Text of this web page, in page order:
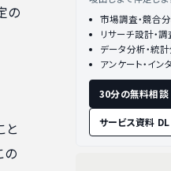
の
と
の
市場調査・競合
リサーチ設計・
データ分析・統
アンケート・イン
30分の無料相談
サービス資料 DL